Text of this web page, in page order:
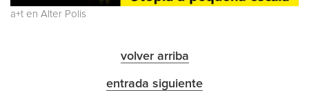
a+t en Alter Polis
volver arriba
entrada siguiente